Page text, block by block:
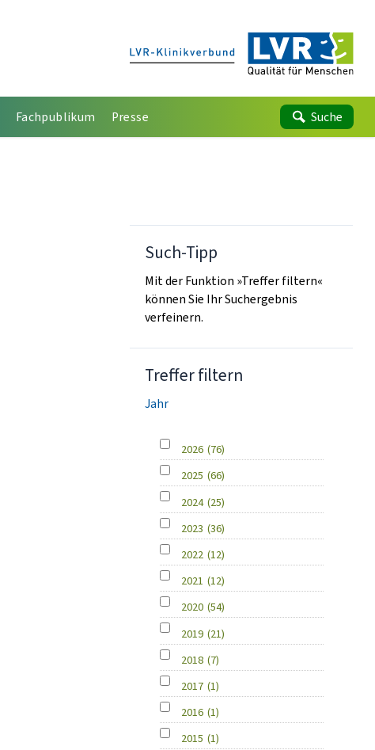
Fachpublikum Presse Suche
Such-Tipp
Mit der Funktion »Treffer filtern«
können Sie Ihr Suchergebnis
verfeinern.
Treffer filtern
Jahr
2026 (76)
2025 (66)
2024 (25)
2023 (36)
2022 (12)
2021 (12)
2020 (54)
2019 (21)
2018 (7)
2017 (1)
2016 (1)
2015 (1)